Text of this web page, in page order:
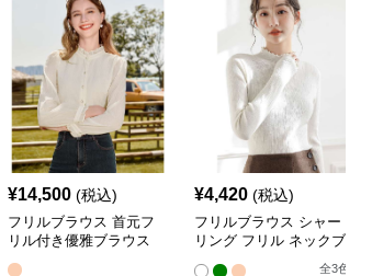
¥14,500 (税込)
フリルブラウス 首元フ
リル付き優雅ブラウス
¥4,420 (税込)
フリルブラウス シャー
リング フリル ネックブ
全3色